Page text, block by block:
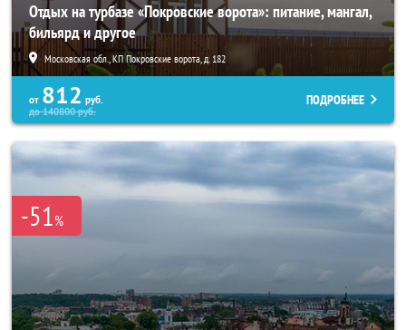
Отдых на турбазе «Покровские ворота»: питание, мангал,
бильярд и другое
Московская обл., КП Покровские ворота, д. 182
от 812 руб.
до140800руб.
ПОДРОБНЕЕ
-51%